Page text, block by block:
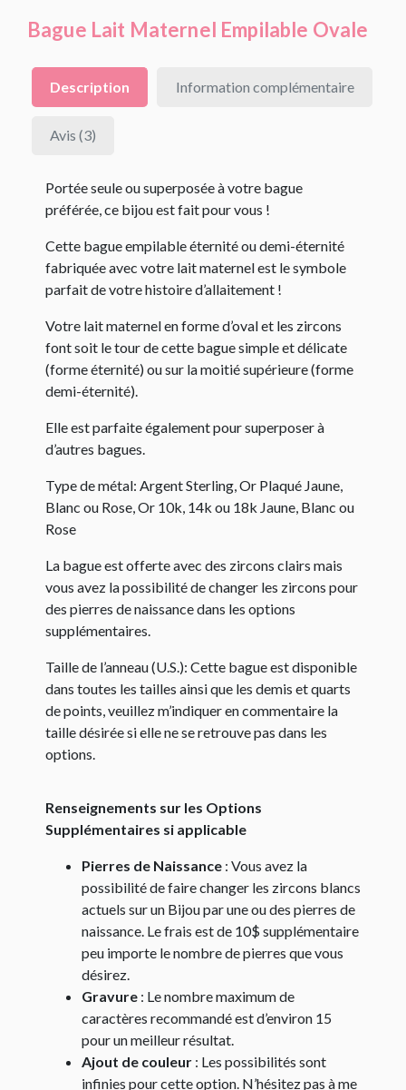
Bague Lait Maternel Empilable Ovale
Description Information complémentaire
Avis (3)
Portée seule ou superposée à votre bague
préférée, ce bijou est fait pour vous !
Cette bague empilable éternité ou demi-éternité
fabriquée avec votre lait maternel est le symbole
parfait de votre histoire d’allaitement !
Votre lait maternel en forme d’oval et les zircons
font soit le tour de cette bague simple et délicate
(forme éternité) ou sur la moitié supérieure (forme
demi-éternité).
Elle est parfaite également pour superposer à
d’autres bagues.
Type de métal: Argent Sterling, Or Plaqué Jaune,
Blanc ou Rose, Or 10k, 14k ou 18k Jaune, Blanc ou
Rose
La bague est offerte avec des zircons clairs mais
vous avez la possibilité de changer les zircons pour
des pierres de naissance dans les options
supplémentaires.
Taille de l’anneau (U.S.): Cette bague est disponible
dans toutes les tailles ainsi que les demis et quarts
de points, veuillez m’indiquer en commentaire la
taille désirée si elle ne se retrouve pas dans les
options.
Renseignements sur les Options
Supplémentaires si applicable
Pierres de Naissance : Vous avez la
possibilité de faire changer les zircons blancs
actuels sur un Bijou par une ou des pierres de
naissance. Le frais est de 10$ supplémentaire
peu importe le nombre de pierres que vous
désirez.
Gravure : Le nombre maximum de
caractères recommandé est d’environ 15
pour un meilleur résultat.
Ajout de couleur : Les possibilités sont
infinies pour cette option. N’hésitez pas à me